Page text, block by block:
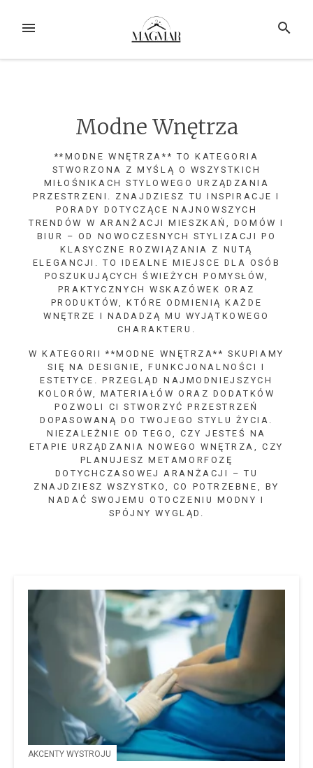
MENU SZUKAJ
Modne Wnętrza
**MODNE WNĘTRZA** TO KATEGORIA
STWORZONA Z MYŚLĄ O WSZYSTKICH
MIŁOŚNIKACH STYLOWEGO URZĄDZANIA
PRZESTRZENI. ZNAJDZIESZ TU INSPIRACJE I
PORADY DOTYCZĄCE NAJNOWSZYCH
TRENDÓW W ARANŻACJI MIESZKAŃ, DOMÓW I
BIUR – OD NOWOCZESNYCH STYLIZACJI PO
KLASYCZNE ROZWIĄZANIA Z NUTĄ
ELEGANCJI. TO IDEALNE MIEJSCE DLA OSÓB
POSZUKUJĄCYCH ŚWIEŻYCH POMYSŁÓW,
PRAKTYCZNYCH WSKAZÓWEK ORAZ
PRODUKTÓW, KTÓRE ODMIENIĄ KAŻDE
WNĘTRZE I NADADZĄ MU WYJĄTKOWEGO
CHARAKTERU.
W KATEGORII **MODNE WNĘTRZA** SKUPIAMY
SIĘ NA DESIGNIE, FUNKCJONALNOŚCI I
ESTETYCE. PRZEGLĄD NAJMODNIEJSZYCH
KOLORÓW, MATERIAŁÓW ORAZ DODATKÓW
POZWOLI CI STWORZYĆ PRZESTRZEŃ
DOPASOWANĄ DO TWOJEGO STYLU ŻYCIA.
NIEZALEŻNIE OD TEGO, CZY JESTEŚ NA
ETAPIE URZĄDZANIA NOWEGO WNĘTRZA, CZY
PLANUJESZ METAMORFOZĘ
DOTYCHCZASOWEJ ARANŻACJI – TU
ZNAJDZIESZ WSZYSTKO, CO POTRZEBNE, BY
NADAĆ SWOJEMU OTOCZENIU MODNY I
SPÓJNY WYGLĄD.
AKCENTY WYSTROJU